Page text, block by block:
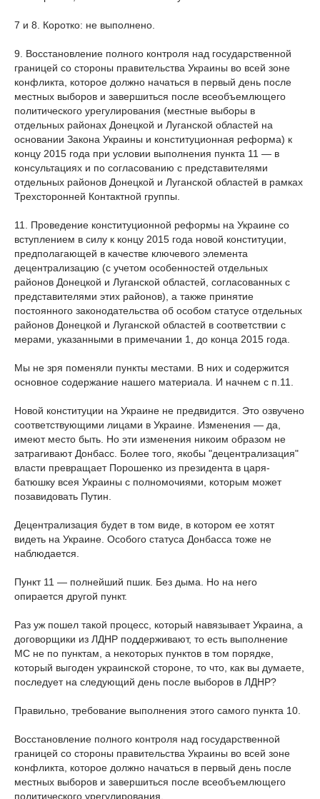
7 и 8. Коротко: не выполнено.
9. Восстановление полного контроля над государственной
границей со стороны правительства Украины во всей зоне
конфликта, которое должно начаться в первый день после
местных выборов и завершиться после всеобъемлющего
политического урегулирования (местные выборы в
отдельных районах Донецкой и Луганской областей на
основании Закона Украины и конституционная реформа) к
концу 2015 года при условии выполнения пункта 11 — в
консультациях и по согласованию с представителями
отдельных районов Донецкой и Луганской областей в рамках
Трехсторонней Контактной группы.
11. Проведение конституционной реформы на Украине со
вступлением в силу к концу 2015 года новой конституции,
предполагающей в качестве ключевого элемента
децентрализацию (с учетом особенностей отдельных
районов Донецкой и Луганской областей, согласованных с
представителями этих районов), а также принятие
постоянного законодательства об особом статусе отдельных
районов Донецкой и Луганской областей в соответствии с
мерами, указанными в примечании 1, до конца 2015 года.
Мы не зря поменяли пункты местами. В них и содержится
основное содержание нашего материала. И начнем с п.11.
Новой конституции на Украине не предвидится. Это озвучено
соответствующими лицами в Украине. Изменения — да,
имеют место быть. Но эти изменения никоим образом не
затрагивают Донбасс. Более того, якобы "децентрализация"
власти превращает Порошенко из президента в царя-
батюшку всея Украины с полномочиями, которым может
позавидовать Путин.
Децентрализация будет в том виде, в котором ее хотят
видеть на Украине. Особого статуса Донбасса тоже не
наблюдается.
Пункт 11 — полнейший пшик. Без дыма. Но на него
опирается другой пункт.
Раз уж пошел такой процесс, который навязывает Украина, а
договорщики из ЛДНР поддерживают, то есть выполнение
МС не по пунктам, а некоторых пунктов в том порядке,
который выгоден украинской стороне, то что, как вы думаете,
последует на следующий день после выборов в ЛДНР?
Правильно, требование выполнения этого самого пункта 10.
Восстановление полного контроля над государственной
границей со стороны правительства Украины во всей зоне
конфликта, которое должно начаться в первый день после
местных выборов и завершиться после всеобъемлющего
политического урегулирования.